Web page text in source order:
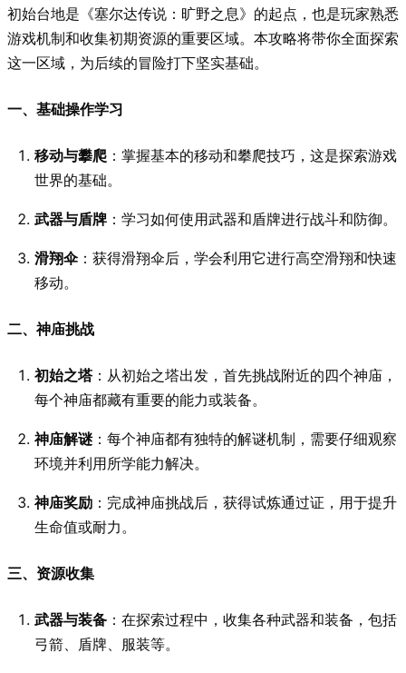
初始台地是《塞尔达传说：旷野之息》的起点，也是玩家熟悉
游戏机制和收集初期资源的重要区域。本攻略将带你全面探索
这一区域，为后续的冒险打下坚实基础。
一、基础操作学习
移动与攀爬 ：掌握基本的移动和攀爬技巧，这是探索游戏
世界的基础。
武器与盾牌 ：学习如何使用武器和盾牌进行战斗和防御。
滑翔伞：获得滑翔伞后，学会利用它进行高空滑翔和快速
移动。
二、神庙挑战
初始之塔：从初始之塔出发，首先挑战附近的四个神庙，
每个神庙都藏有重要的能力或装备。
神庙解谜：每个神庙都有独特的解谜机制，需要仔细观察
环境并利用所学能力解决。
神庙奖励 ：完成神庙挑战后，获得试炼通过证，用于提升
生命值或耐力。
三、资源收集
武器与装备 ：在探索过程中，收集各种武器和装备，包括
弓箭、盾牌、服装等。